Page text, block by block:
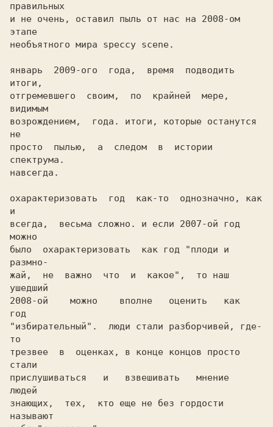
правильных
и не очень, оставил пыль от нас на 2008-ом
этапе
необъятного мира speccy scene.
январь  2009-ого  года,  время  подводить
итоги,
отгремевшего  своим,  по  крайней  мере,
видимым
возрождением,  года. итоги, которые останутся
не
просто  пылью,  а  следом  в  истории
спектрума.
навсегда.
охарактеризовать  год  как-то  однозначно, как
и
всегда,  весьма сложно. и если 2007-ой год
можно
было  охарактеризовать  как год "плоди и
размно-
жай,  не  важно  что  и  какое",  то наш
ушедший
2008-ой    можно    вполне   оценить   как
год
"избирательный".  люди стали разборчивей, где-
то
трезвее  в  оценках, в конце концов просто
стали
прислушиваться   и   взвешивать   мнение
людей
знающих,  тех,  кто еще не без гордости
называют